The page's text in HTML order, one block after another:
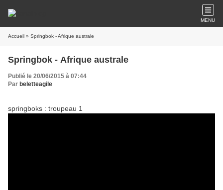
MENU
Accueil » Springbok - Afrique australe
Springbok - Afrique australe
Publié le 20/06/2015 à 07:44
Par beletteagile
springboks : troupeau 1